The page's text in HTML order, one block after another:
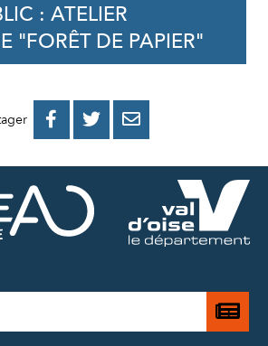
: ATELIER
"FORÊT DE PAPIER"

PARTAGER
FACEBOOK
PARTAGER
PARTAGER
MAIL
Je